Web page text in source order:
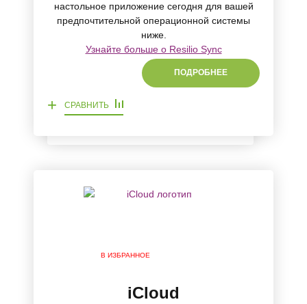
настольное приложение сегодня для вашей
предпочтительной операционной системы
ниже.
Узнайте больше о Resilio Sync
ПОДРОБНЕЕ
+ СРАВНИТЬ
В ИЗБРАННОЕ
iCloud